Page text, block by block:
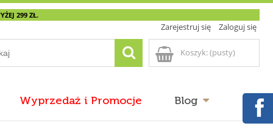
299 ZŁ.
Zarejestruj się Zaloguj się
Koszyk:(pusty)
Wyprzedaż i Promocje Blog